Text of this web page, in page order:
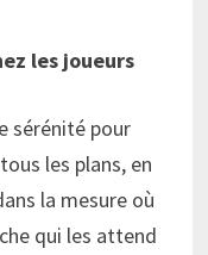
les joueurs
sérénité pour
les plans, en
la mesure où
qui les attend